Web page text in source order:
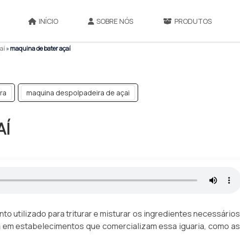
INÍCIO SOBRE NÓS PRODUTOS
»maquina de bater açaí
maquina despolpadeira de açai
utilizado para triturar e misturar os ingredientes necessários
estabelecimentos que comercializam essa iguaria, como as